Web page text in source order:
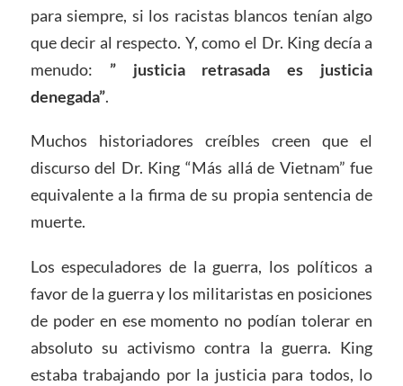
para siempre, si los racistas blancos tenían algo
que decir al respecto. Y, como el Dr. King decía a
menudo: ” justicia retrasada es justicia
denegada”.
Muchos historiadores creíbles creen que el
discurso del Dr. King “Más allá de Vietnam” fue
equivalente a la firma de su propia sentencia de
muerte.
Los especuladores de la guerra, los políticos a
favor de la guerra y los militaristas en posiciones
de poder en ese momento no podían tolerar en
absoluto su activismo contra la guerra. King
estaba trabajando por la justicia para todos, lo